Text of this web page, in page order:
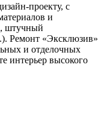
проекту, с
и
штучный
Ремонт «Эксклюзив»
и отделочных
интерьер высокого